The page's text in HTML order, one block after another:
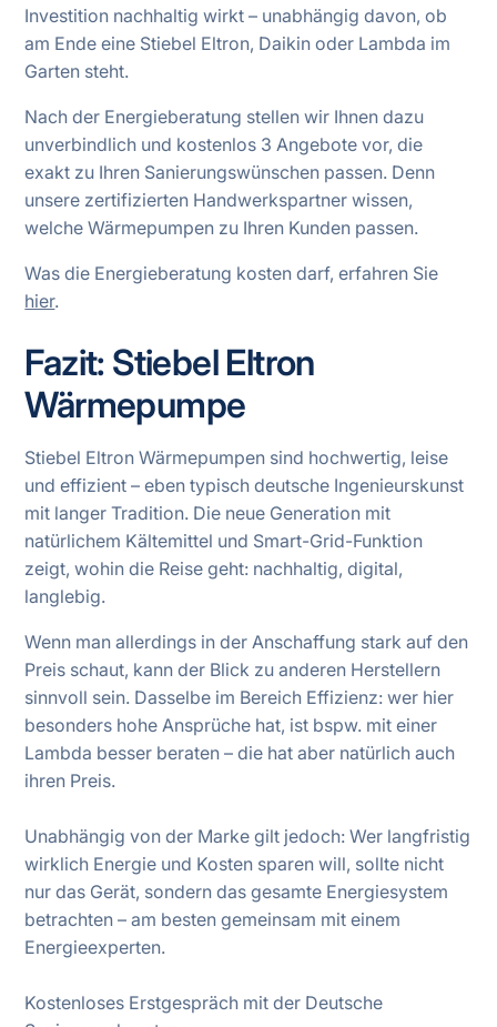
Investition nachhaltig wirkt – unabhängig davon, ob
am Ende eine Stiebel Eltron, Daikin oder Lambda im
Garten steht.
Nach der Energieberatung stellen wir Ihnen dazu
unverbindlich und kostenlos 3 Angebote vor, die
exakt zu Ihren Sanierungswünschen passen. Denn
unsere zertifizierten Handwerkspartner wissen,
welche Wärmepumpen zu Ihren Kunden passen.
Was die Energieberatung kosten darf, erfahren Sie
hier.
Fazit: Stiebel Eltron
Wärmepumpe
Stiebel Eltron Wärmepumpen sind hochwertig, leise
und effizient – eben typisch deutsche Ingenieurskunst
mit langer Tradition. Die neue Generation mit
natürlichem Kältemittel und Smart-Grid-Funktion
zeigt, wohin die Reise geht: nachhaltig, digital,
langlebig.
Wenn man allerdings in der Anschaffung stark auf den
Preis schaut, kann der Blick zu anderen Herstellern
sinnvoll sein. Dasselbe im Bereich Effizienz: wer hier
besonders hohe Ansprüche hat, ist bspw. mit einer
Lambda besser beraten – die hat aber natürlich auch
ihren Preis.
Unabhängig von der Marke gilt jedoch: Wer langfristig
wirklich Energie und Kosten sparen will, sollte nicht
nur das Gerät, sondern das gesamte Energiesystem
betrachten – am besten gemeinsam mit einem
Energieexperten.
Kostenloses Erstgespräch mit der Deutsche